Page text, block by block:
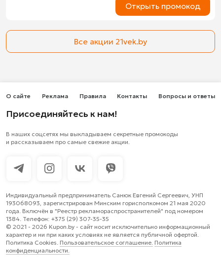
Открыть промокод
Все акции 21vek.by
Присоединяйтесь к нам!
О сайте Реклама Правила Контакты Вопросы и ответы
В наших соцсетях мы выкладываем секретные промокоды
и рассказываем про самые свежие акции.
Индивидуальный предприниматель Санюк Евгений Сергеевич, УНП
193068093, зарегистрирован Минским горисполкомом 21 мая 2020
года. Включён в "Реестр рекламораспространителей" под номером
1384. Телефон: +375 (29) 307-35-35
© 2021 - 2026 Kupon.by - cайт носит исключительно информационный
характер и ни при каких условиях не является публичной офертой.
Политика Cookies. Пользовательское соглашение. Политика
конфиденциальности.